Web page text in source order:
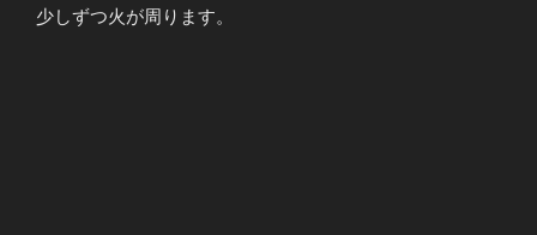
少しずつ火が周ります。